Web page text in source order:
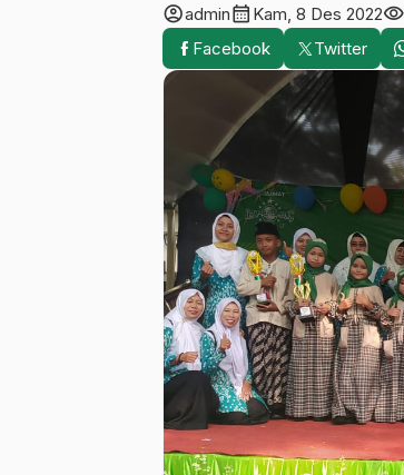
account_circleadmincalendar_month Kam, 8 Des 2022visibility
Facebook
Twitter